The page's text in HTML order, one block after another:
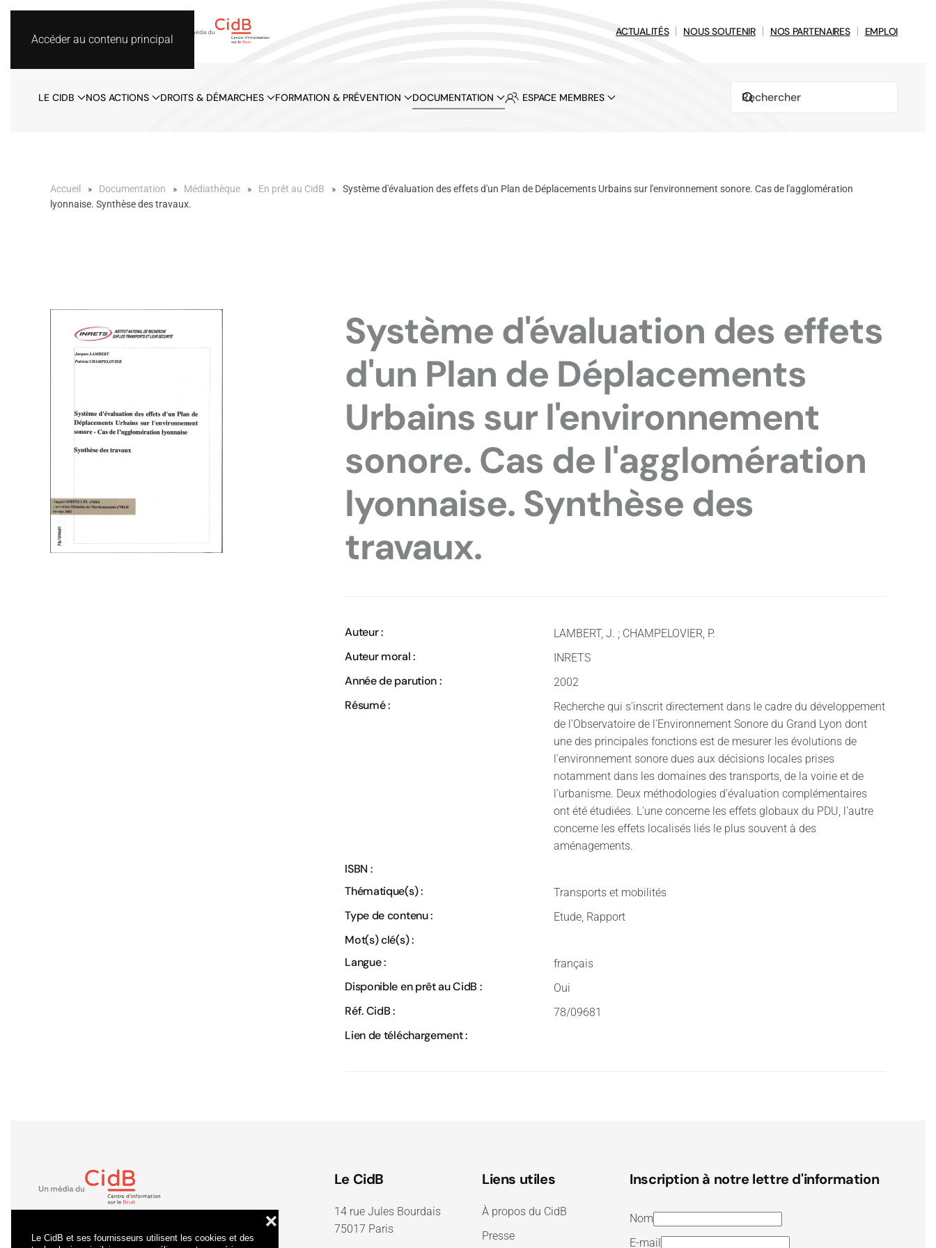
Le CidB et ses fournisseurs utilisent les cookies et des
❌
Accéder au contenu principal
ACTUALITÉS NOUS SOUTENIR NOS PARTENAIRES EMPLOI
LE CIDB NOS ACTIONS DROITS & DÉMARCHES FORMATION & PRÉVENTION DOCUMENTATION ESPACE MEMBRES
Accueil Documentation Médiathèque En prêt au CidB
Système d'évaluation des effets d'un Plan de Déplacements Urbains sur l'environnement sonore. Cas de l'agglomération
lyonnaise. Synthèse des travaux.
Système d'évaluation des effets
d'un Plan de Déplacements
Urbains sur l'environnement
sonore. Cas de l'agglomération
lyonnaise. Synthèse des
travaux.
Auteur : LAMBERT, J. ; CHAMPELOVIER, P.
Auteur moral : INRETS
Année de parution : 2002
Résumé :
Recherche qui s'inscrit directement dans le cadre du développement
de l'Observatoire de l'Environnement Sonore du Grand Lyon dont
une des principales fonctions est de mesurer les évolutions de
l'environnement sonore dues aux décisions locales prises
notamment dans les domaines des transports, de la voirie et de
l'urbanisme. Deux méthodologies d'évaluation complémentaires
ont été étudiées. L'une concerne les effets globaux du PDU, l'autre
concerne les effets localisés liés le plus souvent à des
aménagements.
ISBN :
Thématique(s) :
Transports et mobilités
Type de contenu : Etude, Rapport
Mot(s) clé(s) :
Langue :
français
Disponible en prêt au CidB : Oui
Réf. CidB : 78/09681
Lien de téléchargement :
Le CidB
14 rue Jules Bourdais
75017 Paris
Liens utiles
À propos du CidB
Presse
Inscription à notre lettre d'information
Nom
E-mail